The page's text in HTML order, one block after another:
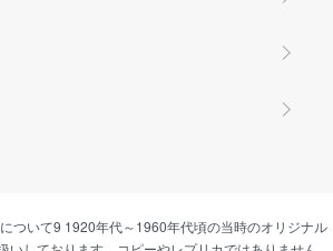
ついて9 1920年代～1960年代頃の当時のオリジナル